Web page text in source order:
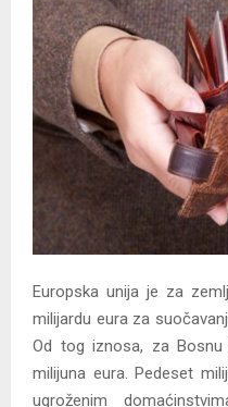
Europska unija je za
milijardu eura za
Od tog iznosa, za
milijuna eura. Pedeset
ugroženim